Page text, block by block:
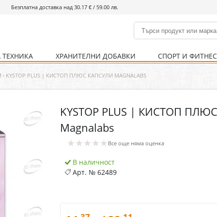
Безплатна доставка над 30.17 € / 59.00 лв.
% Хранителни добавки % Спорт и фитнес
Болно гърло Ваксини
Кости и стави Нервна система
Храносмилателна
Хомеопатия
Инхалатори Термометри
ХРАНИТЕЛНИ ДОБАВКИ
Кости и стави Нервна система
СПОРТ И ФИТНЕС
Храни и напитки Уреди и аксесоари
Детска козметика Козметика за мъже
Уреди Хранене
Хигиена на тялото Предпазни стредства
› KYSTOP PLUS | КИСТОП ПЛЮС КАПСУЛИ MAGNALABS
KYSTOP PLUS | КИСТОП
Magnalabs
★★★★★ Все още няма оценка
В наличност
Арт. №62489